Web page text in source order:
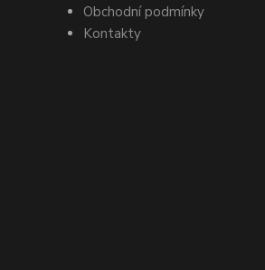
Obchodní podmínky
Kontakty